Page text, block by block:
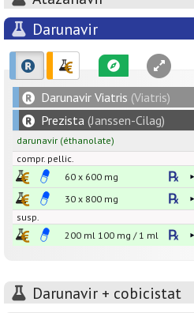
Darunavir
Darunavir Viatris (Viatris)
Prezista (Janssen-Cilag)
darunavir (éthanolate)
compr. pellic.
60 x 600 mg
30 x 800 mg
susp.
200 ml 100 mg / 1 ml
Darunavir + cobicistat